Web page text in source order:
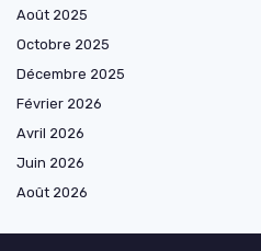
Août 2025
Octobre 2025
Décembre 2025
Février 2026
Avril 2026
Juin 2026
Août 2026